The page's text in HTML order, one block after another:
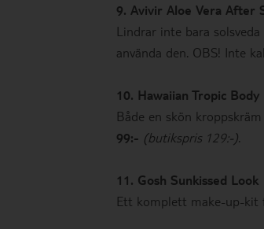
9. Avivir Aloe Vera After
Lindrar inte bara
använda den. OBS! Inte
10. Hawaiian Tropic
Både en skön
99:- (butikspris 129:-).
11. Gosh Sunkissed Look
Ett komplett make-up-kit